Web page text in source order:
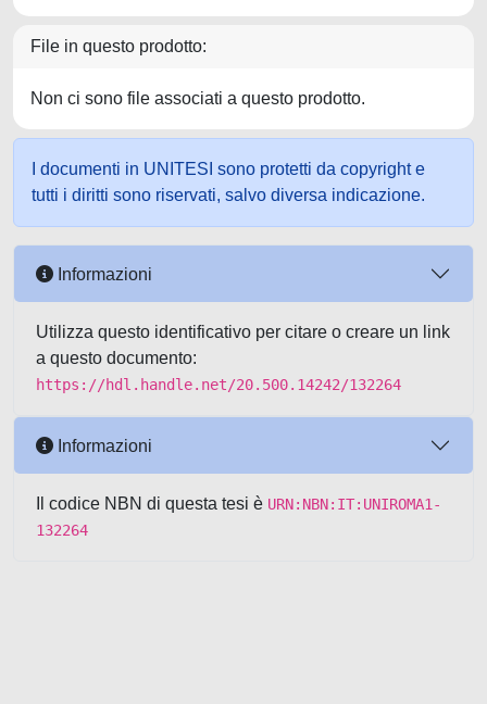
File in questo prodotto:
Non ci sono file associati a questo prodotto.
I documenti in UNITESI sono protetti da copyright e
tutti i diritti sono riservati, salvo diversa indicazione.
Informazioni
Utilizza questo identificativo per citare o creare un link
a questo documento:
https://hdl.handle.net/20.500.14242/132264
Informazioni
Il codice NBN di questa tesi è URN:NBN:IT:UNIROMA1-
132264